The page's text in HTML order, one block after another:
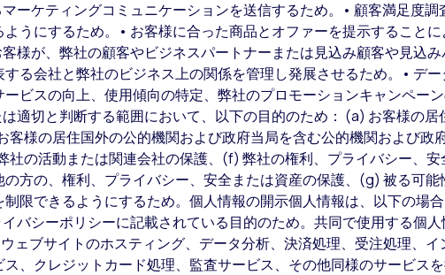
ーケティングコミュニケーションを送信するため。• 顧客満足度調
うにするため。• お客様に合った商品とオファーを提示することに
様が、弊社の顧客やビジネスパートナーまたは見込み顧客や見込
る会社と弊社のビジネス上の関係を管理し発展させるため。• デ
ビスの向上、使用傾向の特定、弊社のプロモーションキャンペー
適切と判断する範囲において、以下の目的のため： (a) お客様の居
様の居住国外の公的機関および政府当局を含む公的機関および政
の活動または関連会社の保護、(f) 弊社の権利、プライバシー、安
方の、権利、プライバシー、安全または資産の保護、(g) 被る可
限できるようにするため。個人情報の開示個人情報は、以下の場
バシーポリシーに記載されている目的のため。共同で使用する個
ェブサイトのホスティング、データ分析、決済処理、受注処理、イ
、クレジットカード処理、監査サービス、その他同様のサービス